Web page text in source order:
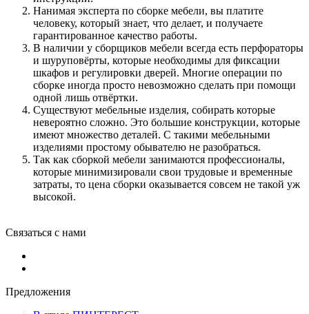
Нанимая эксперта по сборке мебели, вы платите
человеку, который знает, что делает, и получаете
гарантированное качество работы.
В наличии у сборщиков мебели всегда есть перфораторы
и шуруповёрты, которые необходимы для фиксации
шкафов и регулировки дверей. Многие операции по
сборке иногда просто невозможно сделать при помощи
одной лишь отвёртки.
Существуют мебельные изделия, собирать которые
невероятно сложно. Это большие конструкции, которые
имеют множество деталей. С такими мебельными
изделиями простому обывателю не разобраться.
Так как сборкой мебели занимаются профессионалы,
которые минимизировали свои трудовые и временные
затраты, то цена сборки оказывается совсем не такой уж
высокой.
Связаться с нами
Предложения